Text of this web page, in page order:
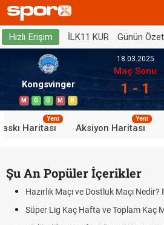
Hızlı Erişim İLK11 KUR Günün
Kongsvinger
M G G M B
18.03.2025
Maç Sonu
1 - 1
Haritası
Yeni
Aksiyon Haritası
Yeni
Şu An Popüler İçerikler
Hazırlık Maçı ve Dostluk Maçı
Süper Lig Kaç Hafta ve Toplam Kaç